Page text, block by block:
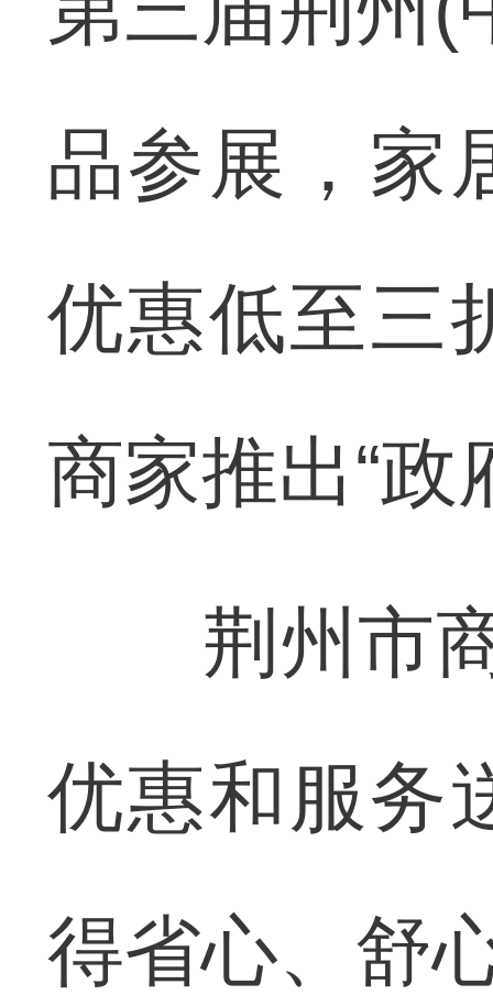
品参展，家
优惠低至三
商家推出“政
荆州市商
优惠和服务
得省心、舒